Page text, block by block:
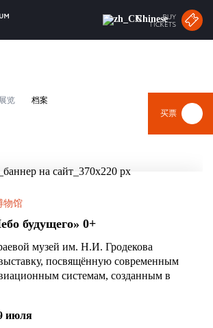
Chinese
展览 档案
物馆
будущего» 0+
музей им. Н.И. Гродекова
посвящённую современным
системам, созданным в
июля
买票